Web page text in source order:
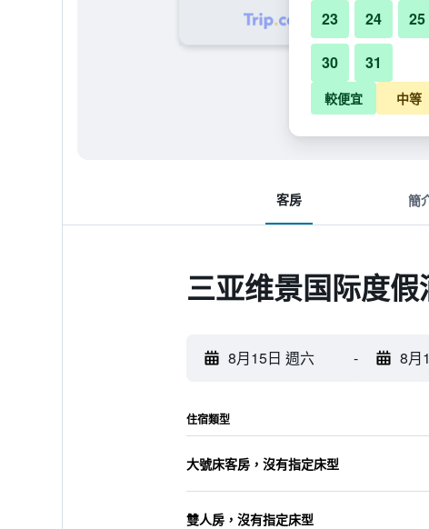
客房 簡
三亚维景国际度
8月15日 週六 - 8月
住宿類型
大號床客房，沒有指定床型
雙人房，沒有指定床型
23 24 25
30 31
較便宜 中等